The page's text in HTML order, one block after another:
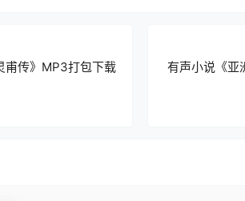
甫传》MP3打包下载
有声小说《亚